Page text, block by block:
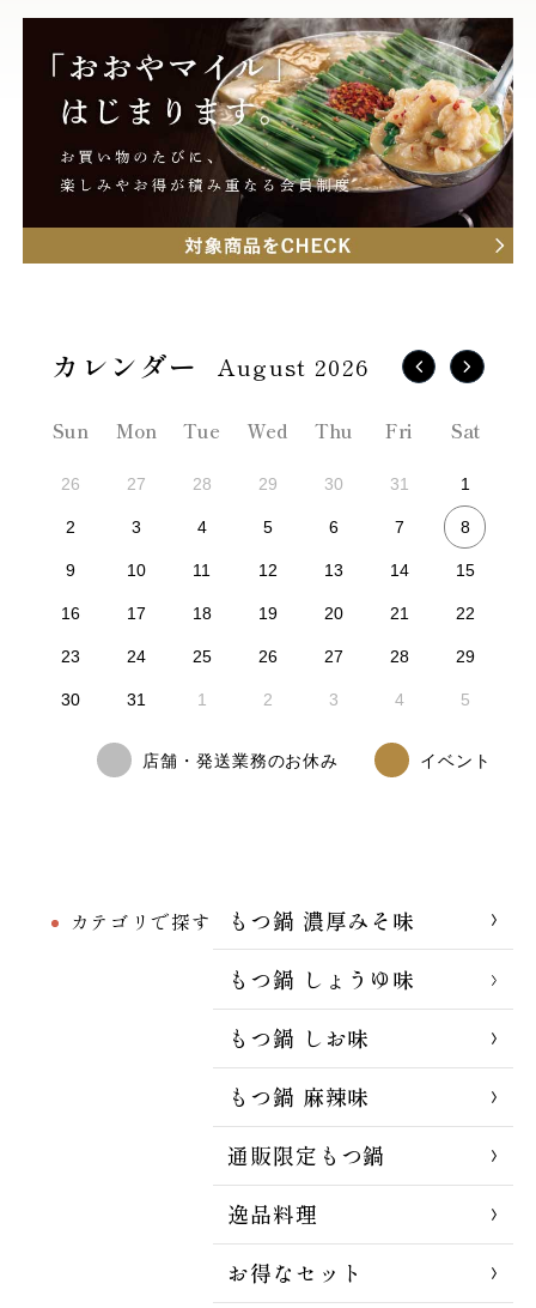
カテゴリで探す
もつ鍋 濃厚みそ味
もつ鍋 しょうゆ味
もつ鍋 しお味
もつ鍋 麻辣味
通販限定もつ鍋
逸品料理
お得なセット
August 2026
Sun Mon Tue Wed Thu Fri Sat
26 27 28 29 30 31 1
2 3 4 5 6 7 8
9 10 11 12 13 14 15
16 17 18 19 20 21 22
23 24 25 26 27 28 29
30 31 1 2 3 4 5
店舗・発送業務のお休み イベント